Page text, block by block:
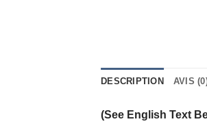
DESCRIPTION AVIS
(See English Text